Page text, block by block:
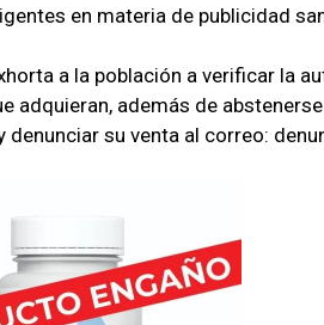
en materia de publicidad
a la población a verificar la
adquieran, además de
denunciar su venta al correo: